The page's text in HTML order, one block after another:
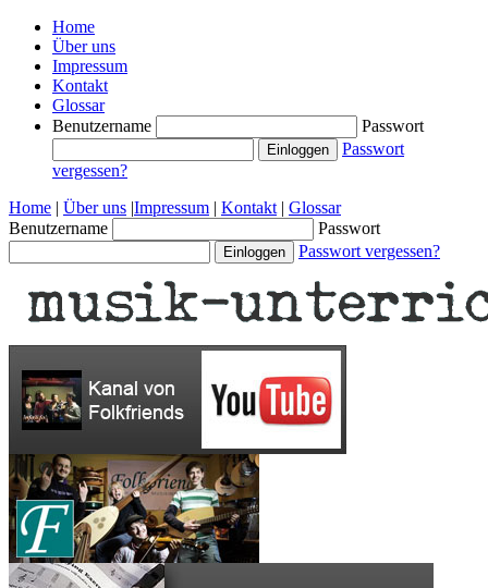
Home
Über uns
Impressum
Kontakt
Glossar
Benutzername
Passwort
Passwort
vergessen?
Home | Über uns |Impressum | Kontakt | Glossar
Benutzername
Passwort
Passwort vergessen?